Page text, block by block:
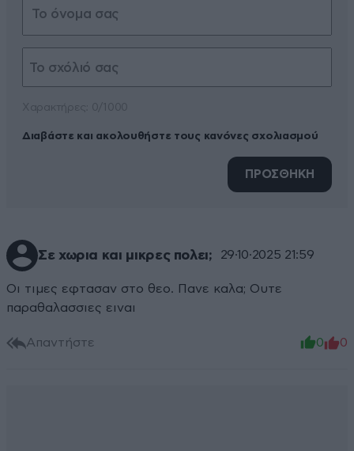
Διαβάστε και ακολουθήστε τους κανόνες σχολιασμού
ΠΡΟΣΘΗΚΗ
Σε χωρια και μικρες πολει; 29·10·2025 21:59
Οι τιμες εφτασαν στο θεο. Πανε καλα; Ουτε
παραθαλασσιες ειναι
Απαντήστε 0 0